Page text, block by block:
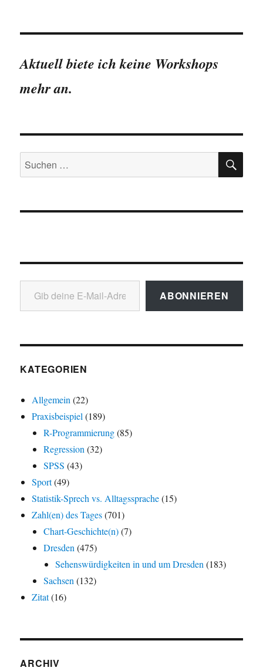
Straße
Zahlen
Aktuell biete ich keine Workshops
mehr an.
Suchen
nach:
Gib deine E-Mail-Adresse ein ...
ABONNIEREN
KATEGORIEN
Allgemein(22)
Praxisbeispiel(189)
R-Programmierung(85)
Regression(32)
SPSS (43)
Sport(49)
Statistik-Sprech vs. Alltagssprache(15)
Zahl(en) des Tages(701)
Chart-Geschichte(n)(7)
Dresden(475)
Sehenswürdigkeiten in und um Dresden(183)
Sachsen(132)
Zitat(16)
ARCHIV